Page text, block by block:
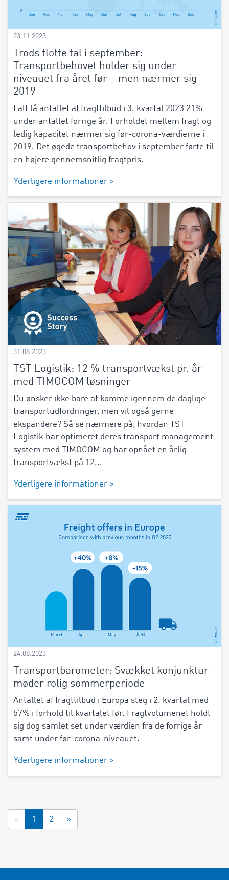
23.11.2023
Trods flotte tal i september:
Transportbehovet holder sig under
niveauet fra året før – men nærmer sig
2019
I alt lå antallet af fragttilbud i 3. kvartal 2023 21%
under antallet forrige år. Forholdet mellem fragt og
ledig kapacitet nærmer sig før-corona-værdierne i
2019. Det øgede transportbehov i september førte til
en højere gennemsnitlig fragtpris.
Yderligere informationer >
31.08.2023
TST Logistik: 12 % transportvækst pr. år
med TIMOCOM løsninger
Du ønsker ikke bare at komme igennem de daglige
transportudfordringer, men vil også gerne
ekspandere? Så se nærmere på, hvordan TST
Logistik har optimeret deres transport management
system med TIMOCOM og har opnået en årlig
transportvækst på 12...
Yderligere informationer >
24.08.2023
Transportbarometer: Svækket konjunktur
møder rolig sommerperiode
Antallet af fragttilbud i Europa steg i 2. kvartal med
57% i forhold til kvartalet før. Fragtvolumenet holdt
sig dog samlet set under værdien fra de forrige år
samt under før-corona-niveauet.
Yderligere informationer >
« 1 2 »